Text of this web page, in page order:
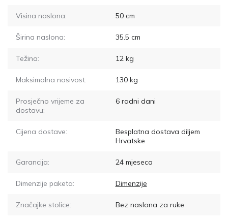
Visina naslona: 50cm
Širina naslona: 35.5 cm
Težina: 12kg
Maksimalna nosivost: 130kg
Prosječno vrijeme za
dostavu:
6radni dani
Cijena dostave:
Besplatna dostava diljem
Hrvatske
Garancija: 24 mjeseca
Dimenzije paketa: Dimenzije
Značajke stolice: Bez naslona za ruke